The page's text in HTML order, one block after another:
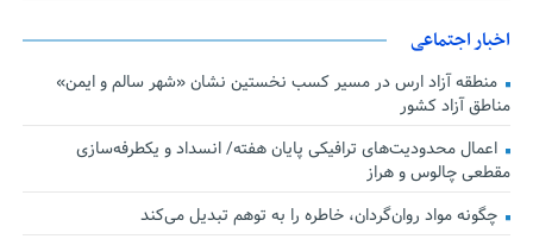
اخبار اجتماعی
منطقه آزاد ارس در مسیر کسب نخستین نشان «شهر سالم و ایمن»
مناطق آزاد کشور
اعمال محدودیت‌های ترافیکی پایان هفته/ انسداد و یکطرفه‌سازی
مقطعی چالوس و هراز
چگونه مواد روان‌گردان، خاطره را به توهم تبدیل می‌کند